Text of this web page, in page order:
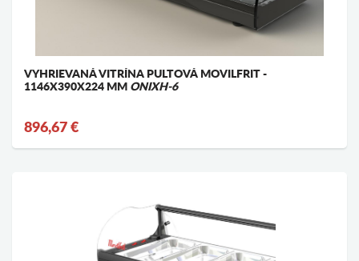
VYHRIEVANÁ VITRÍNA PULTOVÁ MOVILFRIT -
1146X390X224 MM ONIXH-6
896,67 €